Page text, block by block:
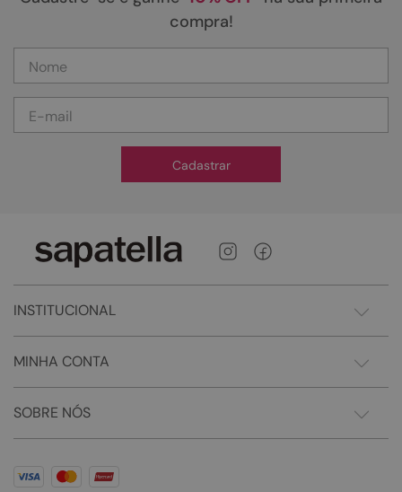
compra!
Cadastrar
INSTITUCIONAL
MINHA CONTA
SOBRE NÓS